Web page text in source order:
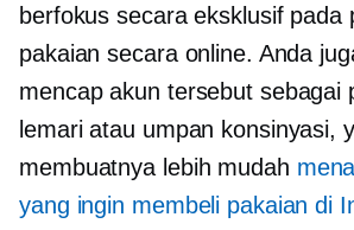
berfokus secara eksklusif pada
pakaian secara online. Anda
mencap akun tersebut sebagai
lemari atau umpan konsinyasi,
membuatnya lebih mudah
yang ingin membeli pakaian di